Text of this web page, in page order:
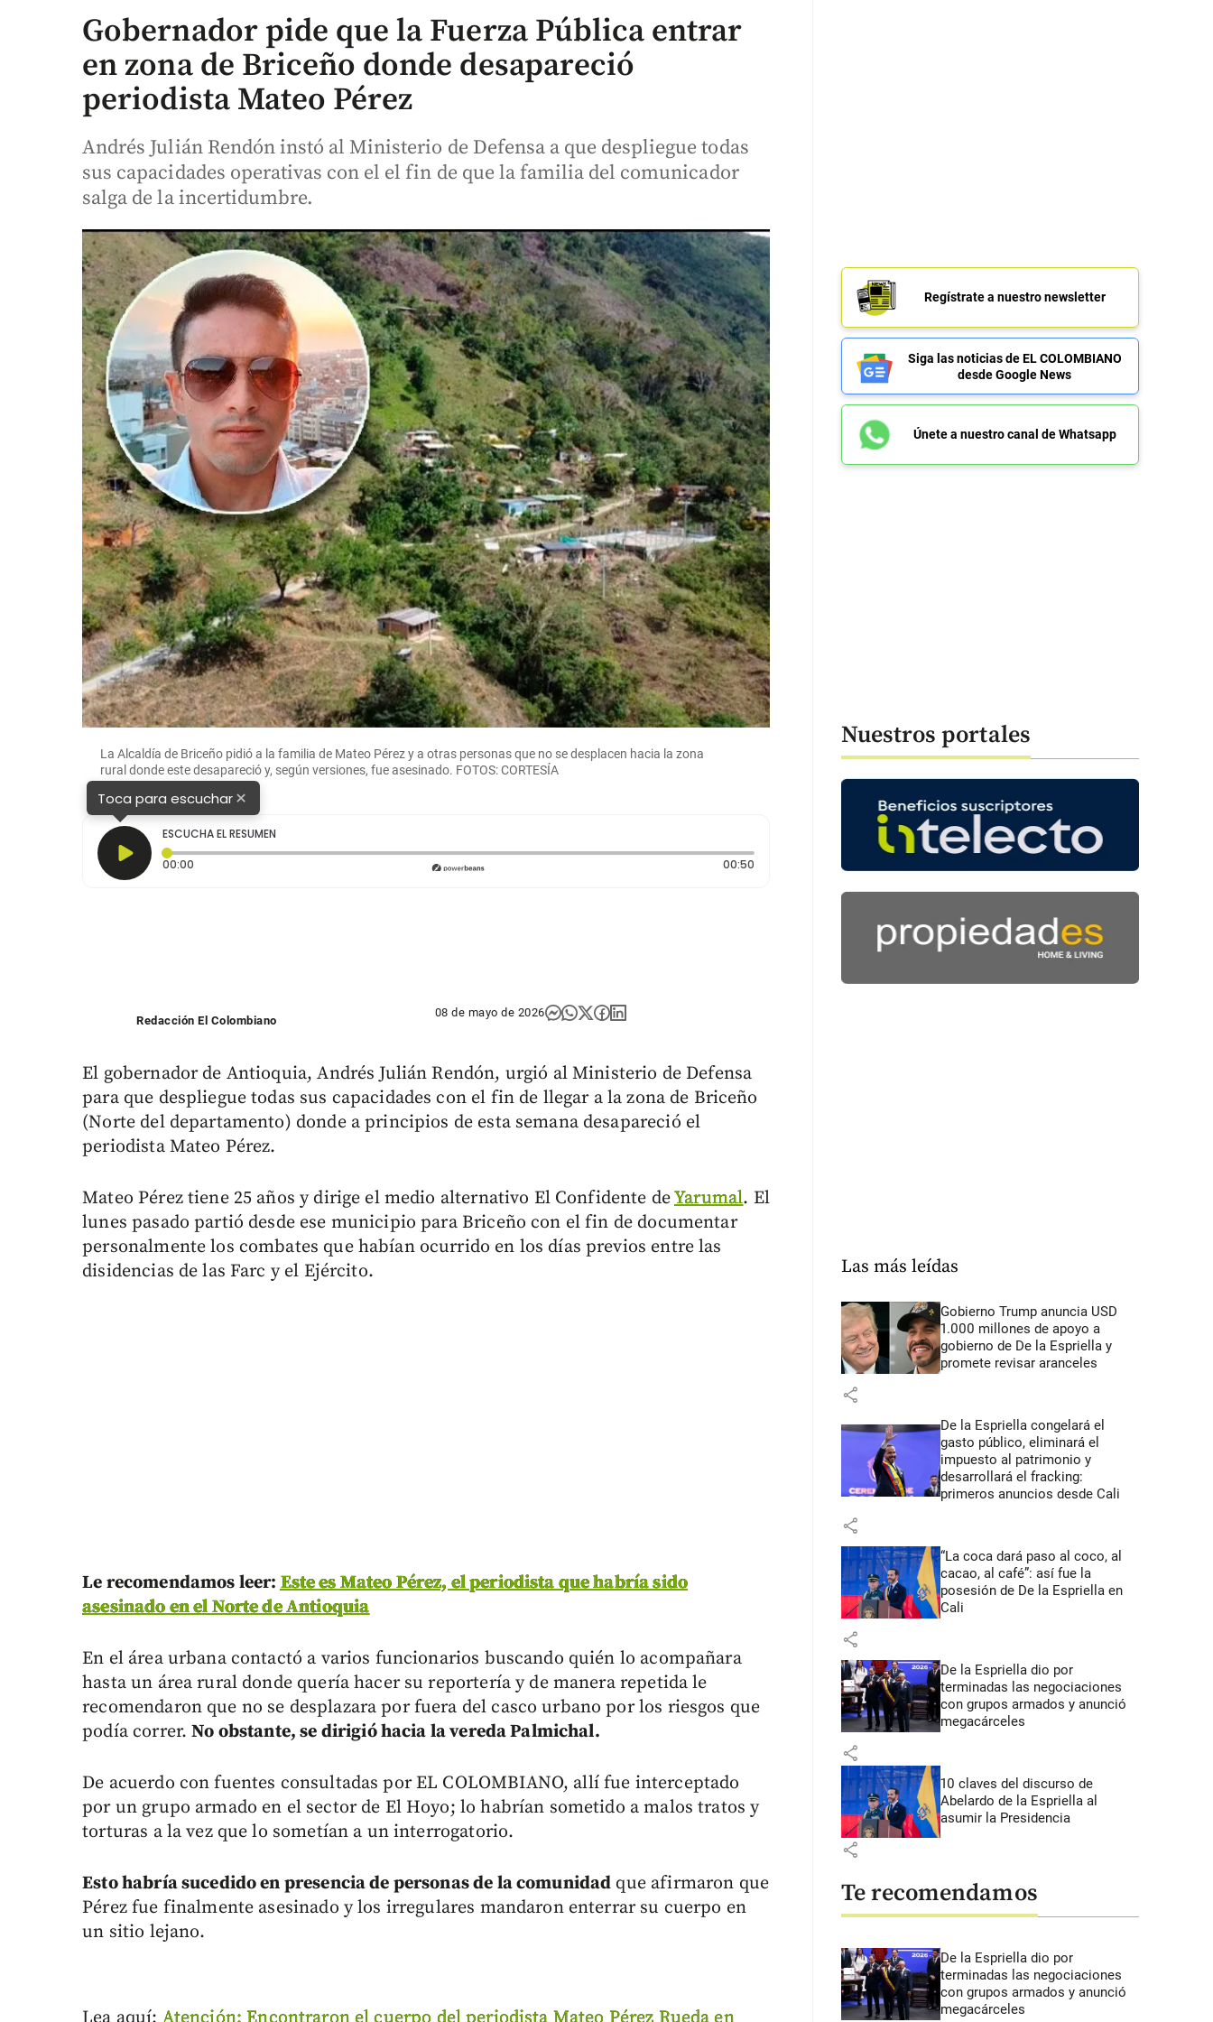
Gobernador pide que la Fuerza Pública entrar
en zona de Briceño donde desapareció
periodista Mateo Pérez
Andrés Julián Rendón instó al Ministerio de Defensa a que despliegue todas
sus capacidades operativas con el el fin de que la familia del comunicador
salga de la incertidumbre.
La Alcaldía de Briceño pidió a la familia de Mateo Pérez y a otras personas que no se desplacen hacia la zona
rural donde este desapareció y, según versiones, fue asesinado. FOTOS: CORTESÍA
Toca para escuchar×
ESCUCHA EL RESUMEN
00:00
00:50Duración: 50 segundos
Redacción El Colombiano
08 de mayo de 2026
El gobernador de Antioquia, Andrés Julián Rendón, urgió al Ministerio de Defensa
para que despliegue todas sus capacidades con el fin de llegar a la zona de Briceño
(Norte del departamento) donde a principios de esta semana desapareció el
periodista Mateo Pérez.
Mateo Pérez tiene 25 años y dirige el medio alternativo El Confidente deYarumal. El
lunes pasado partió desde ese municipio para Briceño con el fin de documentar
personalmente los combates que habían ocurrido en los días previos entre las
disidencias de las Farc y el Ejército.
Le recomendamos leer:Este es Mateo Pérez, el periodista que habría sido
asesinado en el Norte de Antioquia
En el área urbana contactó a varios funcionarios buscando quién lo acompañara
hasta un área rural donde quería hacer su reportería y de manera repetida le
recomendaron que no se desplazara por fuera del casco urbano por los riesgos que
podía correr.No obstante, se dirigió hacia la vereda Palmichal.
De acuerdo con fuentes consultadas por EL COLOMBIANO, allí fue interceptado
por un grupo armado en el sector de El Hoyo; lo habrían sometido a malos tratos y
torturas a la vez que lo sometían a un interrogatorio.
Esto habría sucedido en presencia de personas de la comunidad que afirmaron que
Pérez fue finalmente asesinado y los irregulares mandaron enterrar su cuerpo en
un sitio lejano.
Regístrate a nuestro newsletter
Siga las noticias de EL COLOMBIANO
desde Google News
Únete a nuestro canal de Whatsapp
Nuestros portales
Las más leídas
Gobierno Trump anuncia USD
1.000 millones de apoyo a
gobierno de De la Espriella y
promete revisar aranceles
share
De la Espriella congelará el
gasto público, eliminará el
impuesto al patrimonio y
desarrollará el fracking:
primeros anuncios desde Cali
share
“La coca dará paso al coco, al
cacao, al café”: así fue la
posesión de De la Espriella en
Cali
share
De la Espriella dio por
terminadas las negociaciones
con grupos armados y anunció
megacárceles
share
10 claves del discurso de
Abelardo de la Espriella al
asumir la Presidencia
share
Te recomendamos
De la Espriella dio por
terminadas las negociaciones
con grupos armados y anunció
megacárceles